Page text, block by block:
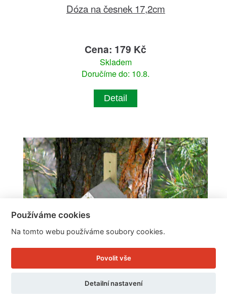
Dóza na česnek 17,2cm
Cena: 179 Kč
Skladem
Doručíme do: 10.8.
Detail
Používáme cookies
Na tomto webu používáme soubory cookies.
Povolit vše
Detailní nastavení